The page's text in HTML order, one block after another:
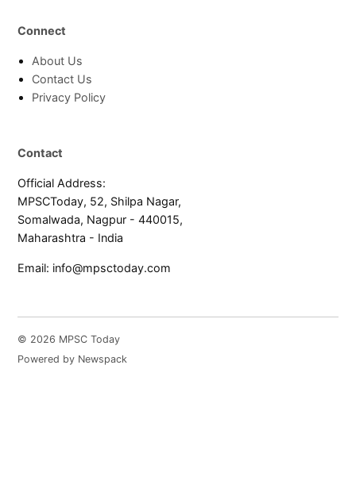
Connect
About Us
Contact Us
Privacy Policy
Contact
Official Address:
MPSCToday, 52, Shilpa Nagar,
Somalwada, Nagpur - 440015,
Maharashtra - India
Email: info@mpsctoday.com
© 2026 MPSC Today
Powered by Newspack